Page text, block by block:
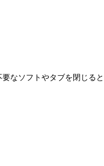
なソフトやタブを閉じると